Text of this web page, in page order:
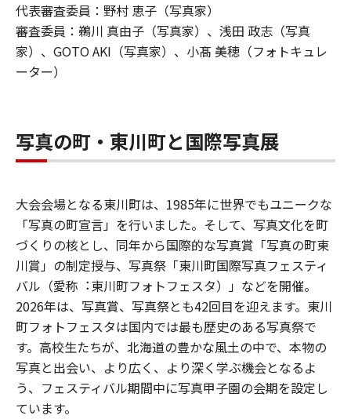
代表審査委員：野村 恵子（写真家）
審査委員：鵜川 真由子（写真家）、浅田 政志（写真
家）、GOTO AKI（写真家）、小髙 美穂（フォトキュレ
ーター）
写真の町・東川町と国際写真展
⼤会会場となる東川町は、1985年に世界でもユニークな
「写真の町宣⾔」を⾏いました。そして、写真⽂化を町
づくりの核とし、同年から国際的な写真賞「写真の町東
川賞」の制定授与、写真祭「東川町国際写真フェスティ
バル（愛称︓東川町フォトフェスタ）」などを開催。
2026年は、写真賞、写真祭とも42回⽬を迎えます。東川
町フォトフェスタは国内では最も歴史のある写真祭で
す。⾼校⽣たちが、北海道の豊かな⾵⼟の中で、本物の
写真と出会い、より広く、より深く学ぶ機会となるよ
う、フェスティバル期間中に写真甲⼦園の会期を設定し
ています。